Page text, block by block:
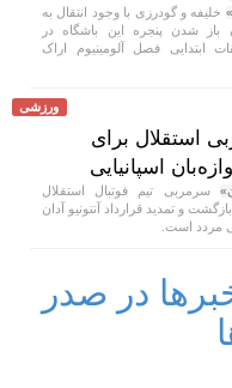
خلیفه و گودرزی با وجود انتقال به
باز شدن پنجره این باشگاه در
ابتدایی فصل آلومینیوم اراک
ورزشی
استقلال برای
اسپانیایی
سرمربی تیم فوتبال استقلال
و تمدید قرارداد آنتونیو آدان
مردد است.
در صدر